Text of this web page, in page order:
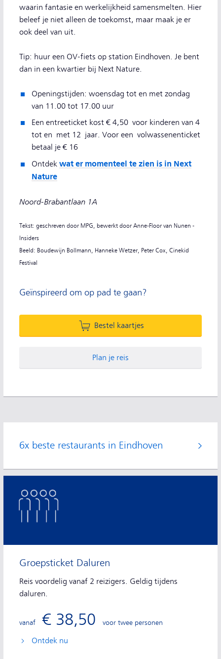
waarin fantasie en werkelijkheid samensmelten. Hier
beleef je niet alleen de toekomst, maar maak je er
ook deel van uit.
Tip: huur een OV-fiets op station Eindhoven. Je bent
dan in een kwartier bij Next Nature.
Openingstijden: woensdag tot en met zondag
van 11.00 tot 17.00 uur
Een entreeticket kost € 4,50 voor kinderen van 4
tot en met 12 jaar. Voor een volwassenenticket
betaal je € 16
Ontdek wat er momenteel te zien is in Next
Nature
Noord-Brabantlaan 1A
Tekst: geschreven door MPG, bewerkt door Anne-Floor van Nunen -
Insiders
Beeld: Boudewijn Bollmann, Hanneke Wetzer, Peter Cox, Cinekid
Festival
Geïnspireerd om op pad te gaan?
Bestel kaartjes
Plan je reis
6x beste restaurants in Eindhoven
Groepsticket Daluren
Reis voordelig vanaf 2 reizigers. Geldig tijdens
daluren.
vanaf € 38,50 voor twee personen
Ontdek nu